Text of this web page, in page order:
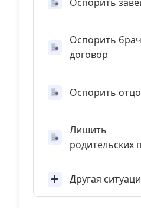
Оспорить
договор
Оспорить
Лишить
родительских
Другая